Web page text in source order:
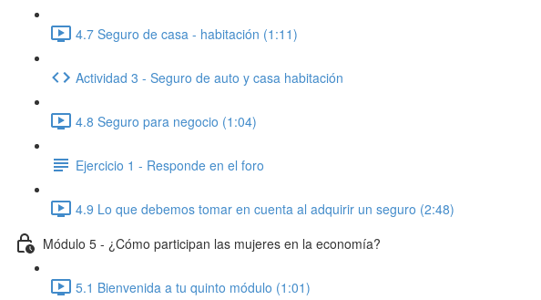
4.7 Seguro de casa - habitación (1:11)
Actividad 3 - Seguro de auto y casa habitación
4.8 Seguro para negocio (1:04)
Ejercicio 1 - Responde en el foro
4.9 Lo que debemos tomar en cuenta al adquirir un seguro (2:48)
Módulo 5 - ¿Cómo participan las mujeres en la economía?
5.1 Bienvenida a tu quinto módulo (1:01)